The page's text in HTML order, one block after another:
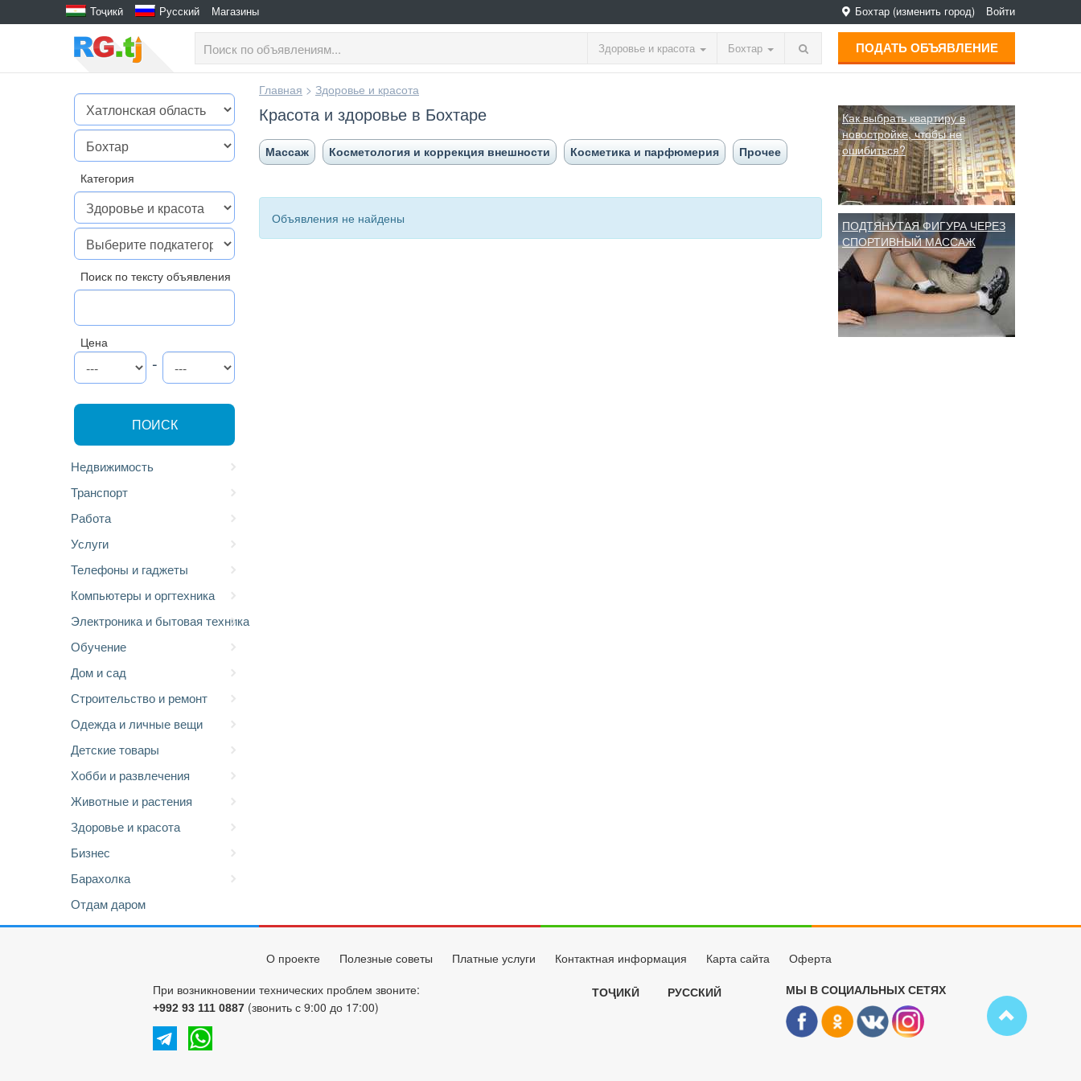
Тоҷикӣ Русский Магазины Бохтар (изменить город) Войти
Здоровье и красота Бохтар ПОДАТЬ ОБЪЯВЛЕНИЕ
Категория
Поиск по тексту объявления
Цена
-
ПОИСК
Недвижимость
Транспорт
Работа
Услуги
Телефоны и гаджеты
Компьютеры и оргтехника
Электроника и бытовая техника
Обучение
Дом и сад
Строительство и ремонт
Одежда и личные вещи
Детские товары
Хобби и развлечения
Животные и растения
Здоровье и красота
Бизнес
Барахолка
Отдам даром
Главная > Здоровье и красота
Красота и здоровье в Бохтаре
Массаж Косметология и коррекция внешности Косметика и парфюмерия Прочее
Объявления не найдены
Как выбрать квартиру в
новостройке, чтобы не
ошибиться?
ПОДТЯНУТАЯ ФИГУРА ЧЕРЕЗ
СПОРТИВНЫЙ МАССАЖ
О проекте Полезные советы Платные услуги Контактная информация Карта сайта Оферта
При возникновении технических проблем звоните:
+992 93 111 0887 (звонить с 9:00 до 17:00)
ТОҶИКӢ РУССКИЙ МЫ В СОЦИАЛЬНЫХ СЕТЯХ